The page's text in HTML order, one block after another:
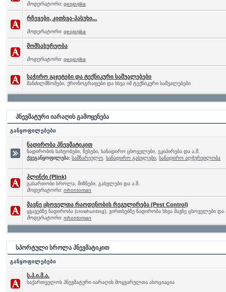
მოდერატორი:geojorjika
რჩევები, კითხვა-პასუხი...
მოდერატორი:geojorjika
მომსახურეობა
მოდერატორი:geojorjika
საჭირო გაჯეტები და ტექნიკური საშუალებები
მანძილმზომები, ქრონოგრაფები და სხვა იმ ტექნიკური საშუალებები
პნევმატური იარაღის გამოყენება
განყოფილებები
ნადირობა პნევმატიკით
ნადირობის სახეობები, წესები, სანადირო ცხოველები, ეკიპირება და ა.შ.
ქვეგანყოფილება: სამზარეულო სანადირო გასვლები სანადირო აღჭურვილობა
პლინქი (Plink)
გასართობი სროლა, მიზნები, გასვლები და ა.შ.
მოდერატორი:nihontoman
მავნე ცხოველთა რაოდენობის რეგულირება (Pest Control)
ყვავებზე ნადირობა (crowhunting), ვირთხებზე ნადირობა სხვა მავნე ცხოველები და
მოდერატორი:nihontoman
სპორტული სროლა პნევმატიკით
განყოფილებები
ს.პ.ი.მ.ა.
საქართველოს პნევმატური იარაღის მოყვარულთა ასოციაცია